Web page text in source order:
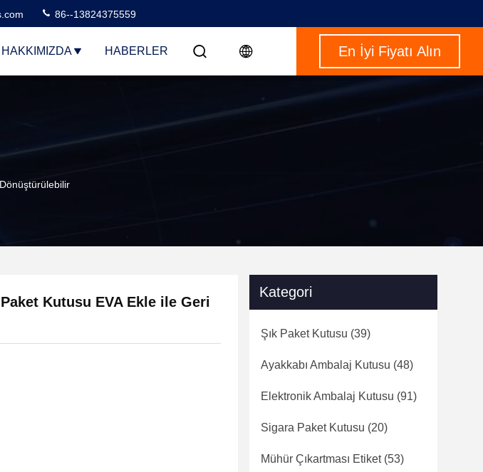
86--13824375559
HAKKIMIZDA HABERLER En İyi Fiyatı Alın
Paket Kutusu EVA Ekle ile Geri
Kategori
Şık Paket Kutusu (39)
Ayakkabı Ambalaj Kutusu (48)
Elektronik Ambalaj Kutusu (91)
Sigara Paket Kutusu (20)
Mühür Çıkartması Etiket(53)